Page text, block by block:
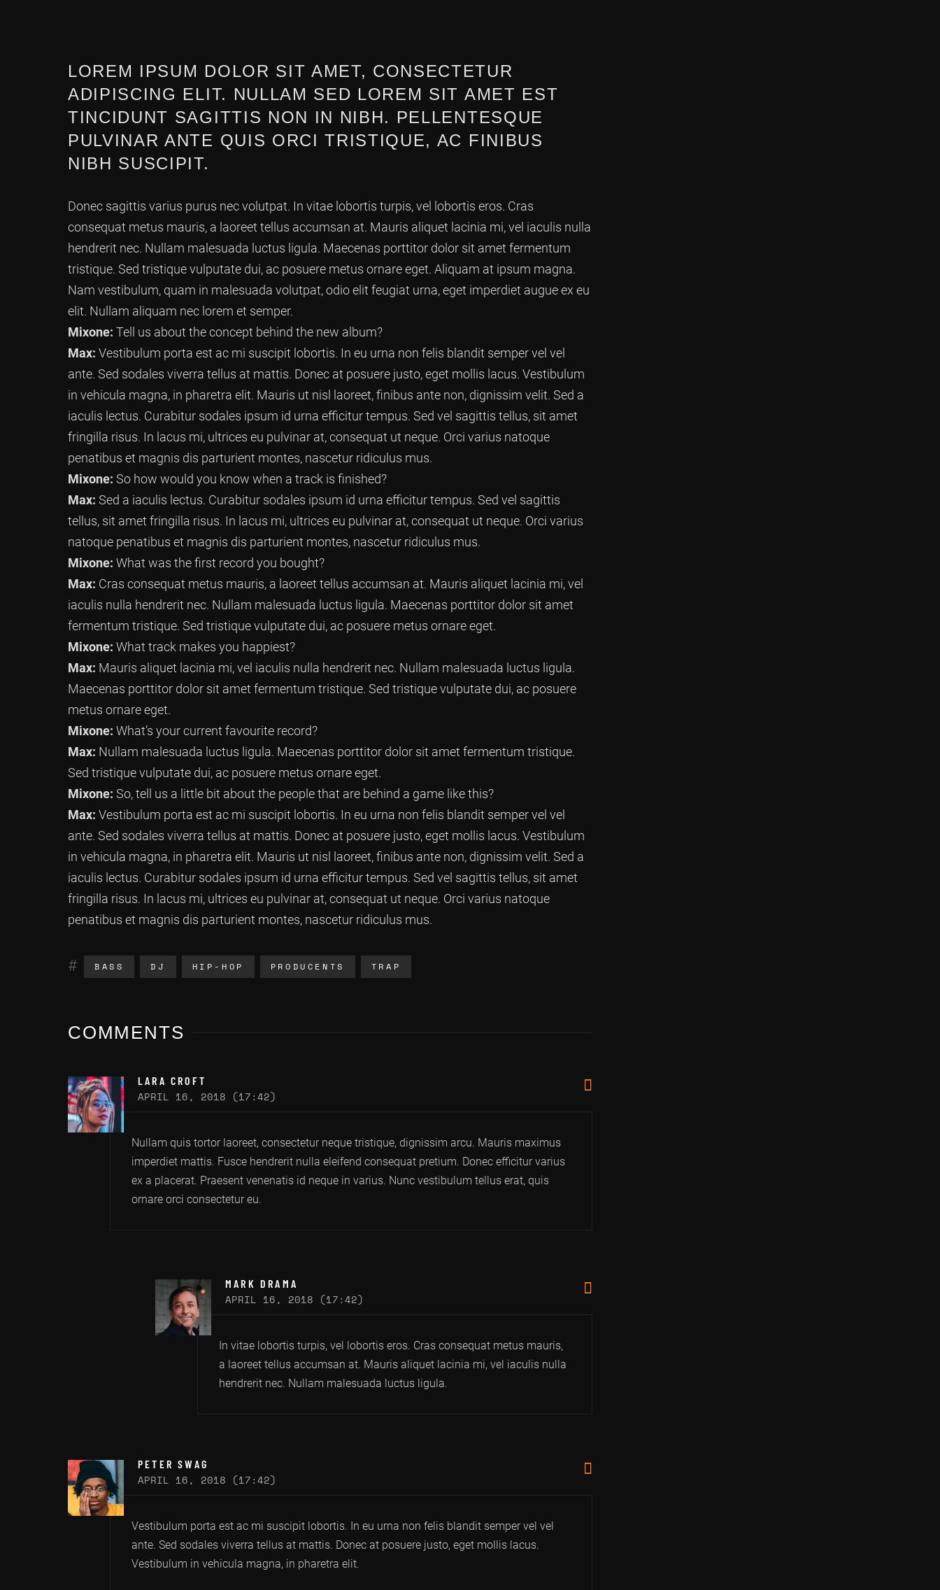
LOREM IPSUM DOLOR SIT AMET, CONSECTETUR
ADIPISCING ELIT. NULLAM SED LOREM SIT AMET EST
TINCIDUNT SAGITTIS NON IN NIBH. PELLENTESQUE
PULVINAR ANTE QUIS ORCI TRISTIQUE, AC FINIBUS
NIBH SUSCIPIT.
Donec sagittis varius purus nec volutpat. In vitae lobortis turpis, vel lobortis eros. Cras
consequat metus mauris, a laoreet tellus accumsan at. Mauris aliquet lacinia mi, vel iaculis nulla
hendrerit nec. Nullam malesuada luctus ligula. Maecenas porttitor dolor sit amet fermentum
tristique. Sed tristique vulputate dui, ac posuere metus ornare eget. Aliquam at ipsum magna.
Nam vestibulum, quam in malesuada volutpat, odio elit feugiat urna, eget imperdiet augue ex eu
elit. Nullam aliquam nec lorem et semper.
Mixone: Tell us about the concept behind the new album?
Max: Vestibulum porta est ac mi suscipit lobortis. In eu urna non felis blandit semper vel vel
ante. Sed sodales viverra tellus at mattis. Donec at posuere justo, eget mollis lacus. Vestibulum
in vehicula magna, in pharetra elit. Mauris ut nisl laoreet, finibus ante non, dignissim velit. Sed a
iaculis lectus. Curabitur sodales ipsum id urna efficitur tempus. Sed vel sagittis tellus, sit amet
fringilla risus. In lacus mi, ultrices eu pulvinar at, consequat ut neque. Orci varius natoque
penatibus et magnis dis parturient montes, nascetur ridiculus mus.
Mixone: So how would you know when a track is finished?
Max: Sed a iaculis lectus. Curabitur sodales ipsum id urna efficitur tempus. Sed vel sagittis
tellus, sit amet fringilla risus. In lacus mi, ultrices eu pulvinar at, consequat ut neque. Orci varius
natoque penatibus et magnis dis parturient montes, nascetur ridiculus mus.
Mixone: What was the first record you bought?
Max: Cras consequat metus mauris, a laoreet tellus accumsan at. Mauris aliquet lacinia mi, vel
iaculis nulla hendrerit nec. Nullam malesuada luctus ligula. Maecenas porttitor dolor sit amet
fermentum tristique. Sed tristique vulputate dui, ac posuere metus ornare eget.
Mixone: What track makes you happiest?
Max: Mauris aliquet lacinia mi, vel iaculis nulla hendrerit nec. Nullam malesuada luctus ligula.
Maecenas porttitor dolor sit amet fermentum tristique. Sed tristique vulputate dui, ac posuere
metus ornare eget.
Mixone: What’s your current favourite record?
Max: Nullam malesuada luctus ligula. Maecenas porttitor dolor sit amet fermentum tristique.
Sed tristique vulputate dui, ac posuere metus ornare eget.
Mixone: So, tell us a little bit about the people that are behind a game like this?
Max: Vestibulum porta est ac mi suscipit lobortis. In eu urna non felis blandit semper vel vel
ante. Sed sodales viverra tellus at mattis. Donec at posuere justo, eget mollis lacus. Vestibulum
in vehicula magna, in pharetra elit. Mauris ut nisl laoreet, finibus ante non, dignissim velit. Sed a
iaculis lectus. Curabitur sodales ipsum id urna efficitur tempus. Sed vel sagittis tellus, sit amet
fringilla risus. In lacus mi, ultrices eu pulvinar at, consequat ut neque. Orci varius natoque
penatibus et magnis dis parturient montes, nascetur ridiculus mus.
BASS DJ HIP-HOP PRODUCENTS TRAP
COMMENTS
LARA CROFT
APRIL 16, 2018 (17:42)
Nullam quis tortor laoreet, consectetur neque tristique, dignissim arcu. Mauris maximus
imperdiet mattis. Fusce hendrerit nulla eleifend consequat pretium. Donec efficitur varius
ex a placerat. Praesent venenatis id neque in varius. Nunc vestibulum tellus erat, quis
ornare orci consectetur eu.
MARK DRAMA
APRIL 16, 2018 (17:42)
In vitae lobortis turpis, vel lobortis eros. Cras consequat metus mauris,
a laoreet tellus accumsan at. Mauris aliquet lacinia mi, vel iaculis nulla
hendrerit nec. Nullam malesuada luctus ligula.
PETER SWAG
APRIL 16, 2018 (17:42)
Vestibulum porta est ac mi suscipit lobortis. In eu urna non felis blandit semper vel vel
ante. Sed sodales viverra tellus at mattis. Donec at posuere justo, eget mollis lacus.
Vestibulum in vehicula magna, in pharetra elit.